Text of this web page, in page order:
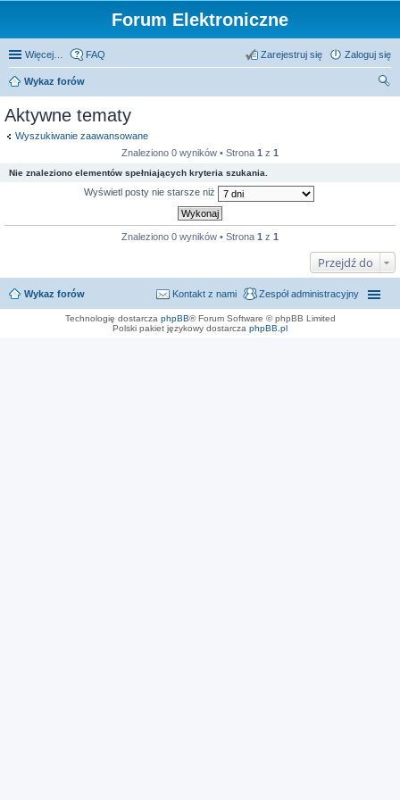
Forum Elektroniczne
Więcej… FAQ Zaloguj się
Zarejestruj się
Wykaz forów
Aktywne tematy
Wyszukiwanie zaawansowane
Znaleziono 0 wyników • Strona 1 z 1
Nie znaleziono elementów spełniających kryteria szukania.
Wyświetl posty nie starsze niż
Znaleziono 0 wyników • Strona 1 z 1
Przejdź do
Wykaz forów Zespół administracyjny
Kontakt z nami
Technologię dostarcza phpBB® Forum Software © phpBB Limited
Polski pakiet językowy dostarcza phpBB.pl